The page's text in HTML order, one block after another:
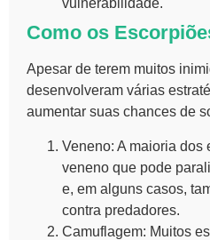
vulnerabilidade.
Como os
Apesar de terem muitos
desenvolveram várias
aumentar suas chances de
Veneno: A maioria dos
veneno que pode
e, em alguns casos,
contra predadores.
Camuflagem: Muitos